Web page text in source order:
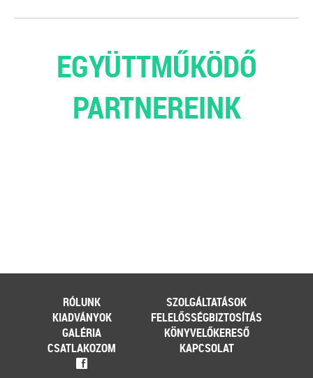
EGYÜTTMŰKÖDŐ
PARTNEREINK
RÓLUNK
SZOLGÁLTATÁSOK
KIADVÁNYOK
FELELŐSSÉGBIZTOSÍTÁS
GALÉRIA
KÖNYVELŐKERESŐ
CSATLAKOZOM
KAPCSOLAT
f